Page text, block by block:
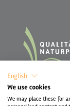
English
We use cookies
We may place these for